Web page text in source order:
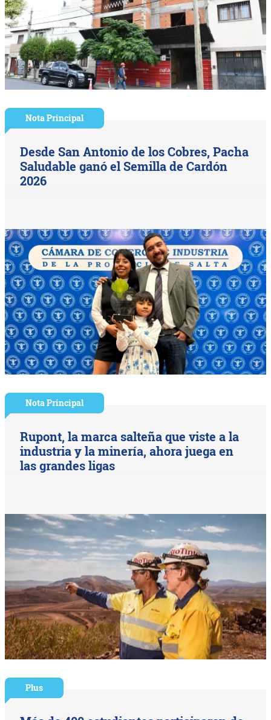
Nota Principal
Desde San Antonio de los Cobres, Pacha
Saludable ganó el Semilla de Cardón
2026
Nota Principal
Rupont, la marca salteña que viste a la
industria y la minería, ahora juega en
las grandes ligas
Plus